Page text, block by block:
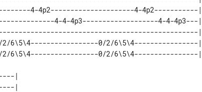
4-4p2---------------------4-4p2-----------|
4-4-4p3-------------------4-4-4p3---|
|
2/6\5\4-----------------0/2/6\5\4----------------|
|
|